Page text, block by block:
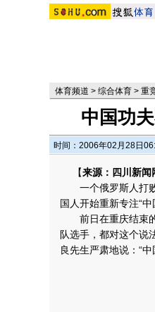
体育频道 > 综合体育 > 重
中国功
时间：2006年02月28日
【来源：四川新闻
一个俄罗斯人打败
国人开始重新专注“中
前日在重庆结束的
队选手，都对这个说
良先生严肃地说：“